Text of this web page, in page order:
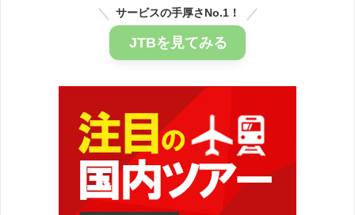
サービスの手厚さNo.1！
JTBを見てみる